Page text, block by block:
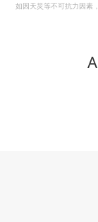
如因天災等不可抗力因素